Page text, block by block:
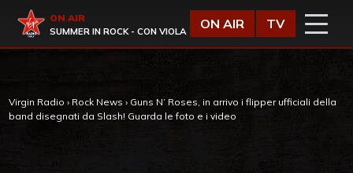
Virgin Radio
ON AIR
SUMMER IN ROCK - CON VIOLA
ON AIR TV
Virgin Radio › Rock News › Guns N’ Roses, in arrivo i flipper ufficiali della
band disegnati da Slash! Guarda le foto e i video